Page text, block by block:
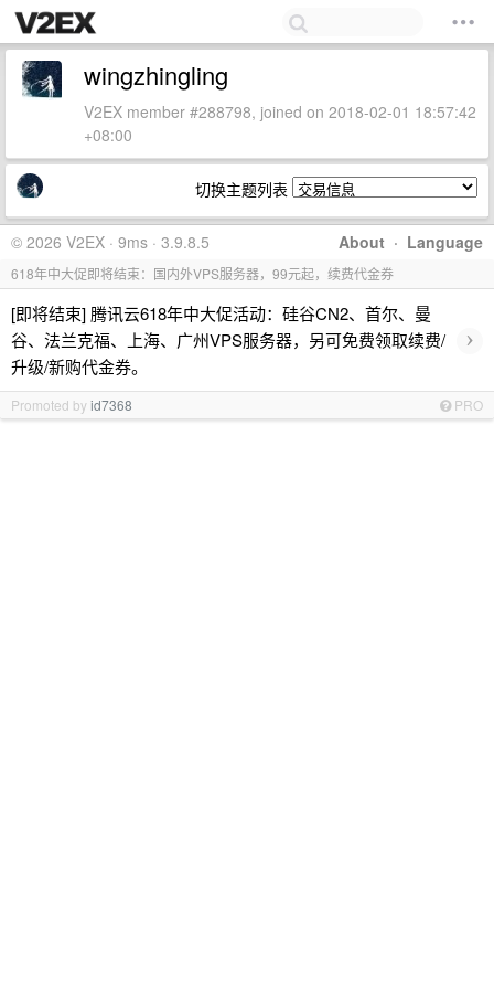
wingzhingling
V2EX member #288798, joined on 2018-02-01 18:57:42
+08:00
切换主题列表
About · Language
© 2026 V2EX · 9ms · 3.9.8.5
618年中大促即将结束：国内外VPS服务器，99元起，续费代金券
[即将结束] 腾讯云618年中大促活动：硅谷CN2、首尔、曼
谷、法兰克福、上海、广州VPS服务器，另可免费领取续费/
升级/新购代金券。
›
Promoted byid7368 PRO